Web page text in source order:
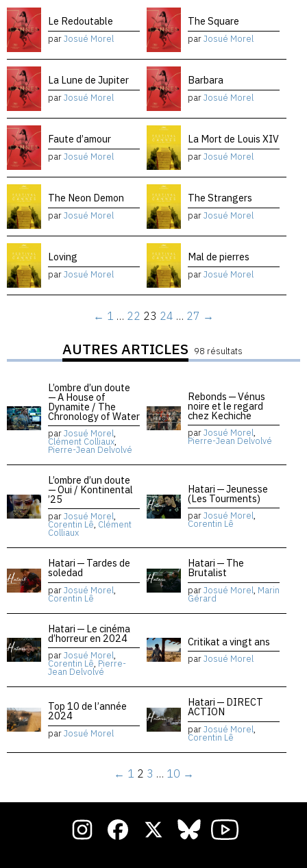
Le Redoutable
parJosué Morel
The Square
parJosué Morel
La Lune de Jupiter
parJosué Morel
Barbara
parJosué Morel
Faute d’amour
parJosué Morel
La Mort de Louis XIV
parJosué Morel
The Neon Demon
parJosué Morel
The Strangers
parJosué Morel
Loving
parJosué Morel
Mal de pierres
parJosué Morel
← 1 … 22 23 24 … 27 →
AUTRES ARTICLES 98 résultats
L’ombre d’un doute
— A House of
Dynamite / The
Chronology of Water
parJosué Morel,
Clément Colliaux,
Pierre-Jean Delvolvé
Rebonds — Vénus
noire et le regard
chez Kechiche
parJosué Morel,
Pierre-Jean Delvolvé
L’ombre d’un doute
— Oui / Kontinental
’25
parJosué Morel,
Corentin Lê, Clément
Colliaux
Hatari — Jeunesse
(Les Tourments)
parJosué Morel,
Corentin Lê
Hatari — Tardes de
soledad
parJosué Morel,
Corentin Lê
Hatari — The
Brutalist
parJosué Morel, Marin
Gérard
Hatari — Le cinéma
d’horreur en 2024
parJosué Morel,
Corentin Lê, Pierre-
Jean Delvolvé
Critikat a vingt ans
parJosué Morel
Top 10 de l’année
2024
parJosué Morel
Hatari — DIRECT
ACTION
parJosué Morel,
Corentin Lê
← 1 2 3 … 10 →